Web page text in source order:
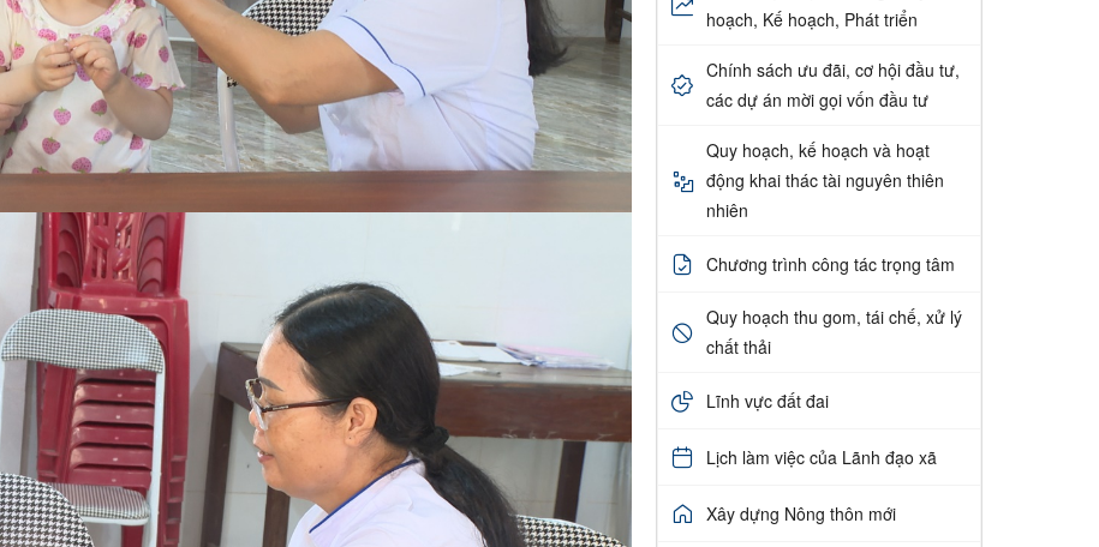
hoạch, Kế hoạch, Phát triển
Chính sách ưu đãi, cơ hội đầu tư,
các dự án mời gọi vốn đầu tư
Quy hoạch, kế hoạch và hoạt
động khai thác tài nguyên thiên
nhiên
Chương trình công tác trọng tâm
Quy hoạch thu gom, tái chế, xử lý
chất thải
Lĩnh vực đất đai
Lịch làm việc của Lãnh đạo xã
Xây dựng Nông thôn mới